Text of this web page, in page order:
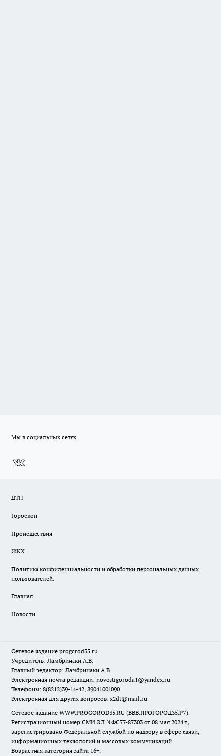
Мы в социальных сетях
ДТП
Гороскоп
Происшествия
ЖКХ
Политика конфиденциальности и обработки персональных данных
пользователей.
Главная
Новости
Сетевое издание progorod35.ru
Учредитель: Ламбринаки А.В.
Главный редактор: Ламбринаки А.В.
Электронная почта редакции: novostigoroda1@yandex.ru
Телефоны: 8(8212)39-14-42, 89041001090
Электронная для других вопросов: x2dt@mail.ru
Сетевое издание WWW.PROGOROD35.RU (ВВВ.ПРОГОРОД35.РУ).
Регистрационный номер СМИ ЭЛ №ФС77-87303 от 08 мая 2024 г.,
зарегистрировано Федеральной службой по надзору в сфере связи,
информационных технологий и массовых коммуникаций.
Возрастная категория сайта 16+.